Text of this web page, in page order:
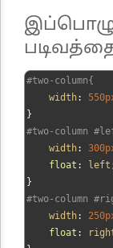
#two-column{
    width
:
}
#two-column
    width
:
float : left
}
#two-column
    width
:
float :